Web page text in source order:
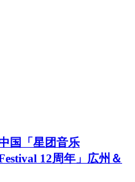
国「星团音乐
12周年」広州＆